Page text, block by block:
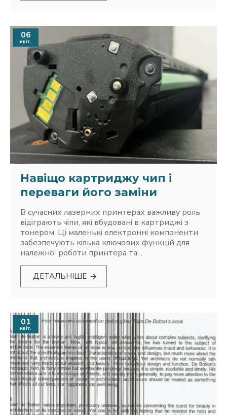
06
квіт.
Навіщо картриджу чип і
переваги його заміни
В сучасних лазерних принтерах важливу роль
відіграють чіпи, які вбудовані в картриджі з
тонером. Ці маленькі електронні компоненти
забезпечують кілька ключових функцій для
належної роботи принтера та ..
ДЕТАЛЬНІШЕ
01
квіт.